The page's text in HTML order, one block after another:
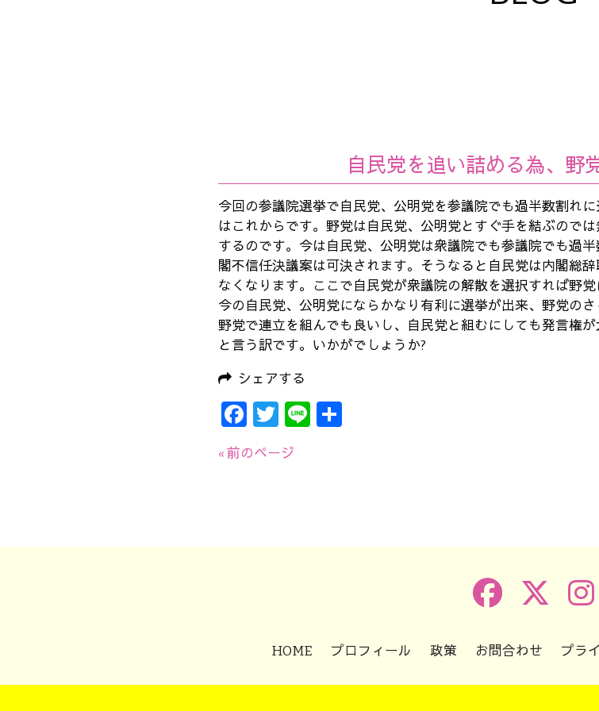
自民党を追い詰める為、野
今回の参議院選挙で自民党、公明党を参議院でも過半数割れ
はこれからです。野党は自民党、公明党とすぐ手を結ぶので
するのです。今は自民党、公明党は衆議院でも参議院でも過
閣不信任決議案は可決されます。そうなると自民党は内閣総
なくなります。ここで自民党が衆議院の解散を選択すれば野
今の自民党、公明党にならかなり有利に選挙が出来、野党の
野党で連立を組んでも良いし、自民党と組むにしても発言権
と言う訳です。いかがでしょうか?
シェアする
Facebook
Twitter
Line
« 前のページ
HOME プロフィール 政策 お問合わせ プラ